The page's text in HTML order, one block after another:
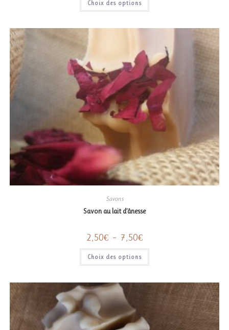
à
Choix des options
a
peuvent
être
choisies
sur
la
page
du
produit
Savons
Savon au lait d’ânesse
2,50€ – 7,50€Plage
de
prix :
à
Choix des options
a
sur